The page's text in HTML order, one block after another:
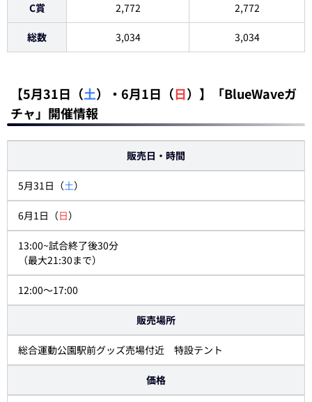
C賞 2,772 2,772
総数 3,034 3,034
【5月31日（土）・6月1日（日）】「BlueWaveガ
チャ」開催情報
販売日・時間
5月31日（土）
6月1日（日）
13:00~試合終了後30分
（最大21:30まで）
12:00～17:00
販売場所
総合運動公園駅前グッズ売場付近 特設テント
価格